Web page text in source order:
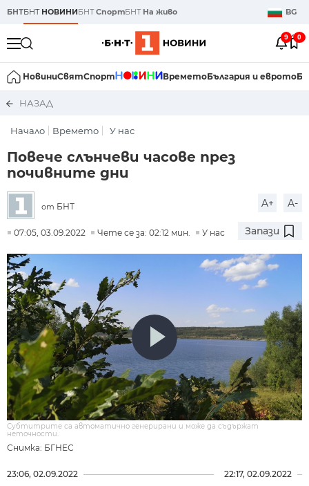
БНТБНТ НОВИНИБНТСпортБНТ На живо BG
9 0
НовиниСвятСпорт ВреметоБългария и еврото
НАЗАД
Начало Времето У нас
Повече слънчеви часове през
почивните дни
от БНТ A+ A-
07:05, 03.09.2022 Чете се за: 02:12 мин. У нас Запази
Снимка: БГНЕС
Субтитрите са автоматично генерирани и може да съдържат
неточности.
23:06, 02.09.2022 22:17, 02.09.2022